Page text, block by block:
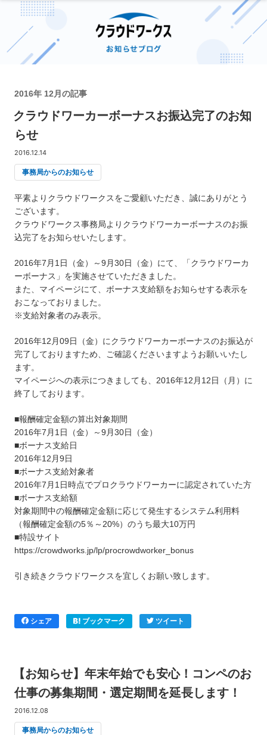
2016年 12月の記事
クラウドワーカーボーナスお振込完了のお知
らせ
2016.12.14
事務局からのお知らせ
平素よりクラウドワークスをご愛顧いただき、誠にありがとう
ございます。
クラウドワークス事務局よりクラウドワーカーボーナスのお振
込完了をお知らせいたします。
2016年7月1日（金）～9月30日（金）にて、「クラウドワーカ
ーボーナス」を実施させていただきました。
また、マイページにて、ボーナス支給額をお知らせする表示を
おこなっておりました。
※支給対象者のみ表示。
2016年12月09日（金）にクラウドワーカーボーナスのお振込が
完了しておりますため、ご確認くださいますようお願いいたし
ます。
マイページへの表示につきましても、2016年12月12日（月）に
終了しております。
■報酬確定金額の算出対象期間
2016年7月1日（金）～9月30日（金）
■ボーナス支給日
2016年12月9日
■ボーナス支給対象者
2016年7月1日時点でプロクラウドワーカーに認定されていた方
■ボーナス支給額
対象期間中の報酬確定金額に応じて発生するシステム利用料
（報酬確定金額の5％～20%）のうち最大10万円
■特設サイト
https://crowdworks.jp/lp/procrowdworker_bonus
引き続きクラウドワークスを宜しくお願い致します。
シェア ブックマーク ツイート
【お知らせ】年末年始でも安心！コンペのお
仕事の募集期間・選定期間を延長します！
2016.12.08
事務局からのお知らせ